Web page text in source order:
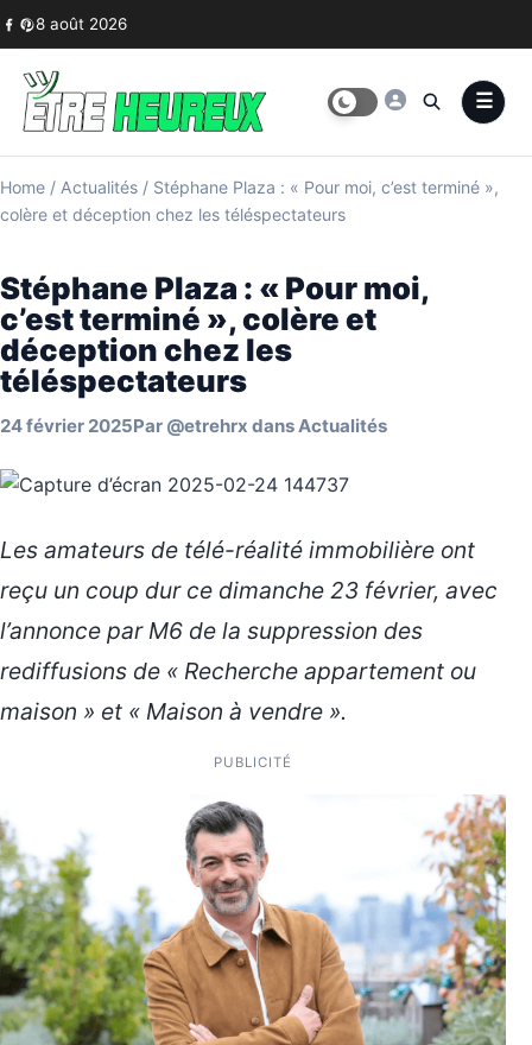
Skip to content
8 août 2026
Home / Actualités / Stéphane Plaza : « Pour moi, c’est terminé »,
colère et déception chez les téléspectateurs
Stéphane Plaza : « Pour moi,
c’est terminé », colère et
déception chez les
téléspectateurs
24 février 2025Par @etrehrx dansActualités
Les amateurs de télé-réalité immobilière ont
reçu un coup dur ce dimanche 23 février, avec
l’annonce par M6 de la suppression des
rediffusions de « Recherche appartement ou
maison » et « Maison à vendre ».
PUBLICITÉ